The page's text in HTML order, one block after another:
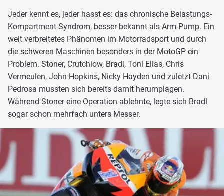
Jeder kennt es, jeder hasst es: das chronische Belastungs-
Kompartment-Syndrom, besser bekannt als Arm-Pump. Ein
weit verbreitetes Phänomen im Motorradsport und durch
die schweren Maschinen besonders in der MotoGP ein
Problem. Stoner, Crutchlow, Bradl, Toni Elias, Chris
Vermeulen, John Hopkins, Nicky Hayden und zuletzt Dani
Pedrosa mussten sich bereits damit herumplagen.
Während Stoner eine Operation ablehnte, legte sich Bradl
sogar schon mehrfach unters Messer.